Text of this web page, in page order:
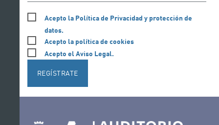
Acepto la Política de Privacidad y protección de
datos.
Acepto la política de cookies
Acepto el Aviso Legal.
REGÍSTRATE